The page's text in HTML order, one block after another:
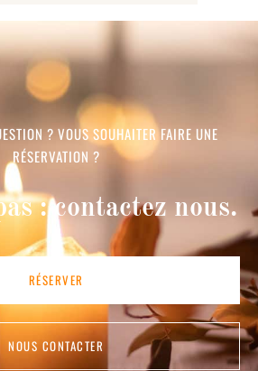
? VOUS SOUHAITER FAIRE UNE
RÉSERVATION ?
: contactez nous.
RÉSERVER
NOUS CONTACTER